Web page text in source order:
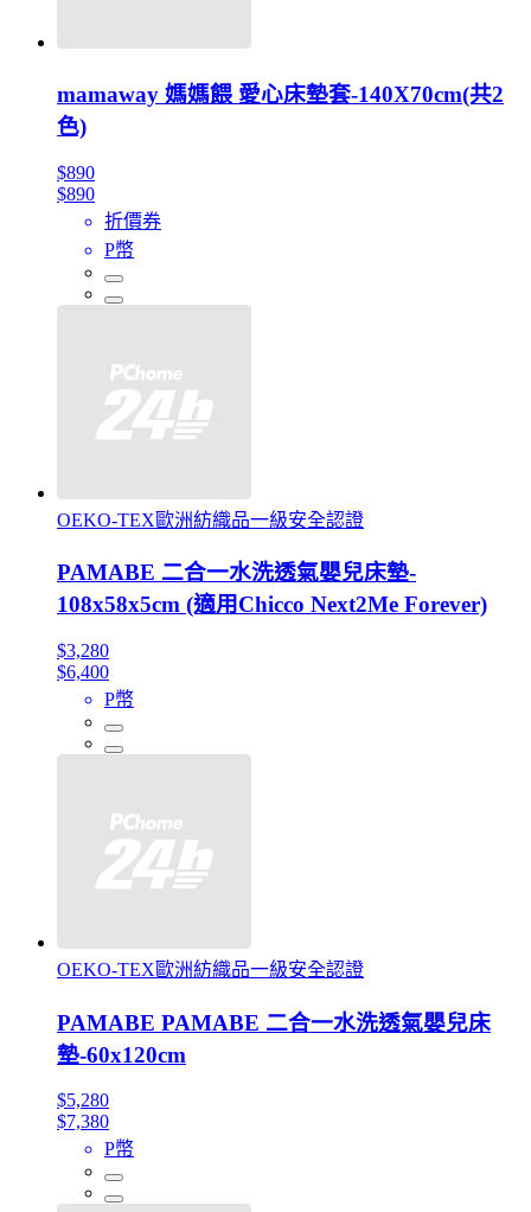
mamaway 媽媽餵 愛心床墊套-140X70cm(共2
色)
$890
$890
折價券
P幣
OEKO-TEX歐洲紡織品一級安全認證
PAMABE 二合一水洗透氣嬰兒床墊-
108x58x5cm (適用Chicco Next2Me Forever)
$3,280
$6,400
P幣
OEKO-TEX歐洲紡織品一級安全認證
PAMABE PAMABE 二合一水洗透氣嬰兒床
墊-60x120cm
$5,280
$7,380
P幣